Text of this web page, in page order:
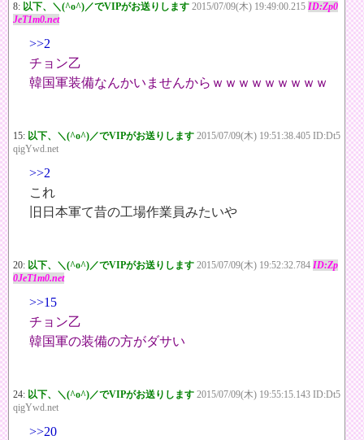
8: 以下、＼(^o^)／でVIPがお送りします 2015/07/09(木) 19:49:00.215 ID:Zp0
JeT1m0.net
>>2
チョン乙
韓国軍装備なんかいませんからｗｗｗｗｗｗｗｗｗ
15: 以下、＼(^o^)／でVIPがお送りします 2015/07/09(木) 19:51:38.405 ID:Dt5
qigYwd.net
>>2
これ
旧日本軍て昔の工場作業員みたいや
20: 以下、＼(^o^)／でVIPがお送りします 2015/07/09(木) 19:52:32.784 ID:Zp
0JeT1m0.net
>>15
チョン乙
韓国軍の装備の方がダサい
24: 以下、＼(^o^)／でVIPがお送りします 2015/07/09(木) 19:55:15.143 ID:Dt5
qigYwd.net
>>20